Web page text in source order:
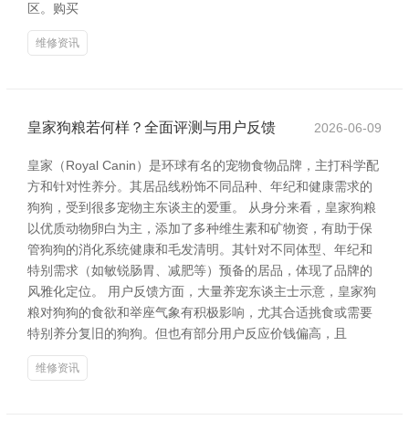
区。购买
维修资讯
皇家狗粮若何样？全面评测与用户反馈 2026-06-09
皇家（Royal Canin）是环球有名的宠物食物品牌，主打科学配
方和针对性养分。其居品线粉饰不同品种、年纪和健康需求的
狗狗，受到很多宠物主东谈主的爱重。 从身分来看，皇家狗粮
以优质动物卵白为主，添加了多种维生素和矿物资，有助于保
管狗狗的消化系统健康和毛发清明。其针对不同体型、年纪和
特别需求（如敏锐肠胃、减肥等）预备的居品，体现了品牌的
风雅化定位。 用户反馈方面，大量养宠东谈主士示意，皇家狗
粮对狗狗的食欲和举座气象有积极影响，尤其合适挑食或需要
特别养分复旧的狗狗。但也有部分用户反应价钱偏高，且
维修资讯